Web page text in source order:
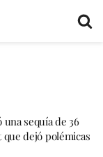
una sequía de 36
dejó polémicas